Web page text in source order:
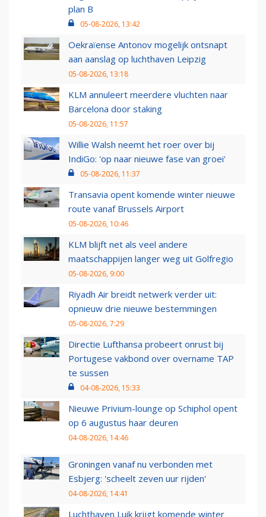
plan B
05-08-2026, 13:42
Oekraïense Antonov mogelijk ontsnapt
aan aanslag op luchthaven Leipzig
05-08-2026, 13:18
KLM annuleert meerdere vluchten naar
Barcelona door staking
05-08-2026, 11:57
Willie Walsh neemt het roer over bij
IndiGo: 'op naar nieuwe fase van groei'
05-08-2026, 11:37
Transavia opent komende winter nieuwe
route vanaf Brussels Airport
05-08-2026, 10:46
KLM blijft net als veel andere
maatschappijen langer weg uit Golfregio
05-08-2026, 9:00
Riyadh Air breidt netwerk verder uit:
opnieuw drie nieuwe bestemmingen
05-08-2026, 7:29
Directie Lufthansa probeert onrust bij
Portugese vakbond over overname TAP
te sussen
04-08-2026, 15:33
Nieuwe Privium-lounge op Schiphol opent
op 6 augustus haar deuren
04-08-2026, 14:46
Groningen vanaf nu verbonden met
Esbjerg: 'scheelt zeven uur rijden'
04-08-2026, 14:41
Luchthaven Luik krijgt komende winter